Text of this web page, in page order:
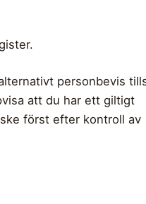
personbevis
att du har ett giltigt
först efter kontroll av